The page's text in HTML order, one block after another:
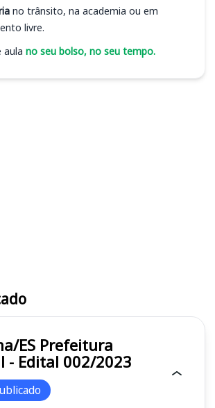
no trânsito, na academia ou em
livre.
aula no seu bolso, no seu tempo.
- Edital 002/2023